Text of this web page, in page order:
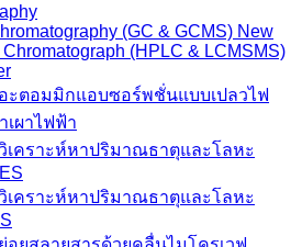
(GC & GCMS) New
Chromatograph (HPLC & LCMSMS)
อะตอมมิกแอบซอร์พชั่นแบบเปลวไฟ
เผาไฟฟ้า
เคราะห์หาปริมาณธาตุและโลหะ
เคราะห์หาปริมาณธาตุและโลหะ